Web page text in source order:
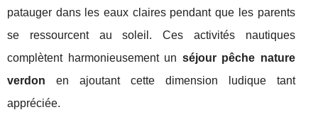
patauger dans les eaux claires pendant que les parents
se ressourcent au soleil. Ces activités nautiques
complètent harmonieusement un séjour pêche nature
verdon en ajoutant cette dimension ludique tant
appréciée.